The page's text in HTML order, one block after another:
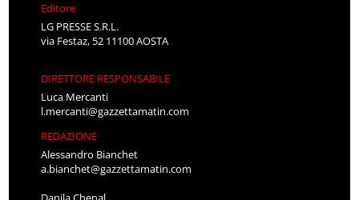
Editore
LG PRESSE S.R.L.
via Festaz, 52 11100 AOSTA
DIRETTORE RESPONSABILE
Luca Mercanti
l.mercanti@gazzettamatin.com
REDAZIONE
Alessandro Bianchet
a.bianchet@gazzettamatin.com